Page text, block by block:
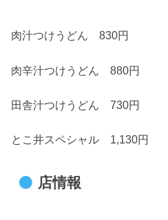
肉汁つけうどん 830円
肉辛汁つけうどん 880円
田舎汁つけうどん 730円
とこ井スペシャル 1,130円
店情報